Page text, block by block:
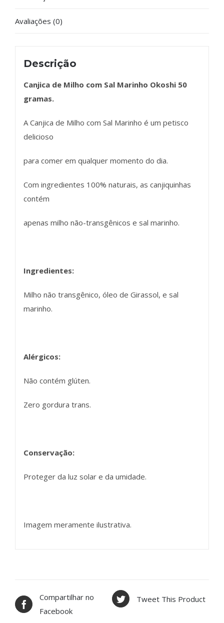
Avaliações (0)
Descrição
Canjica de Milho com Sal Marinho Okoshi 50
gramas.
A Canjica de Milho com Sal Marinho é um petisco
delicioso
para comer em qualquer momento do dia.
Com ingredientes 100% naturais, as canjiquinhas
contém
apenas milho não-transgênicos e sal marinho.
Ingredientes:
Milho não transgênico, óleo de Girassol, e sal
marinho.
Alérgicos:
Não contém glúten.
Zero gordura trans.
Conservação:
Proteger da luz solar e da umidade.
Imagem meramente ilustrativa.
Compartilhar no
Facebook
Tweet This Product